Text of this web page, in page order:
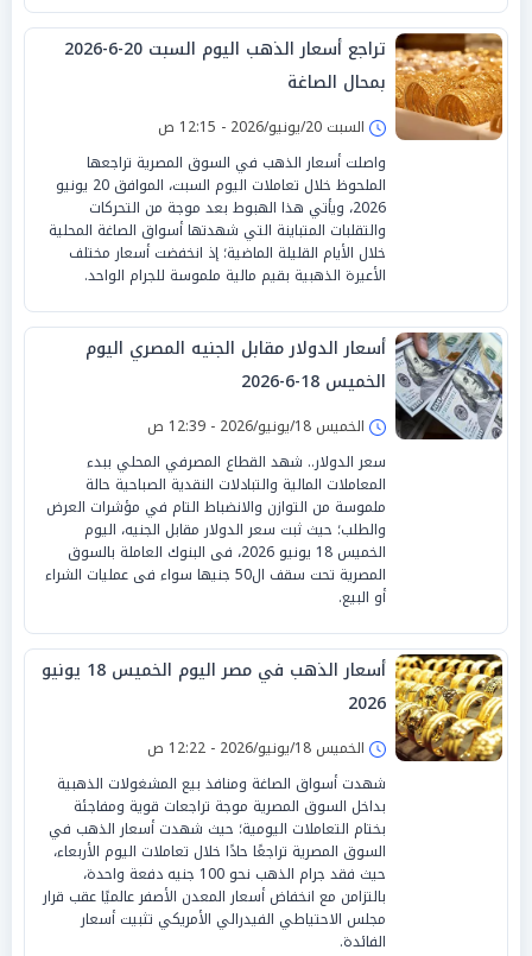
تراجع أسعار الذهب اليوم السبت 20-6-2026
بمحال الصاغة
السبت 20/يونيو/2026 - 12:15 ص
واصلت أسعار الذهب في السوق المصرية تراجعها
الملحوظ خلال تعاملات اليوم السبت، الموافق 20 يونيو
2026، ويأتي هذا الهبوط بعد موجة من التحركات
والتقلبات المتباينة التي شهدتها أسواق الصاغة المحلية
خلال الأيام القليلة الماضية؛ إذ انخفضت أسعار مختلف
الأعيرة الذهبية بقيم مالية ملموسة للجرام الواحد.
أسعار الدولار مقابل الجنيه المصري اليوم
الخميس 18-6-2026
الخميس 18/يونيو/2026 - 12:39 ص
سعر الدولار.. شهد القطاع المصرفي المحلي ببدء
المعاملات المالية والتبادلات النقدية الصباحية حالة
ملموسة من التوازن والانضباط التام في مؤشرات العرض
والطلب؛ حيث ثبت سعر الدولار مقابل الجنيه، اليوم
الخميس 18 يونيو 2026، فى البنوك العاملة بالسوق
المصرية تحت سقف ال50 جنيها سواء فى عمليات الشراء
أو البيع.
أسعار الذهب في مصر اليوم الخميس 18 يونيو
2026
الخميس 18/يونيو/2026 - 12:22 ص
شهدت أسواق الصاغة ومنافذ بيع المشغولات الذهبية
بداخل السوق المصرية موجة تراجعات قوية ومفاجئة
بختام التعاملات اليومية؛ حيث شهدت أسعار الذهب في
السوق المصرية تراجعًا حادًا خلال تعاملات اليوم الأربعاء،
حيث فقد جرام الذهب نحو 100 جنيه دفعة واحدة،
بالتزامن مع انخفاض أسعار المعدن الأصفر عالميًا عقب قرار
مجلس الاحتياطي الفيدرالي الأمريكي تثبيت أسعار
الفائدة.